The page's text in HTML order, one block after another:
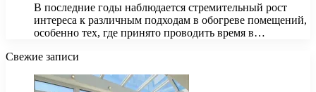
В последние годы наблюдается стремительный рост
интереса к различным подходам в обогреве помещений,
особенно тех, где принято проводить время в…
Свежие записи